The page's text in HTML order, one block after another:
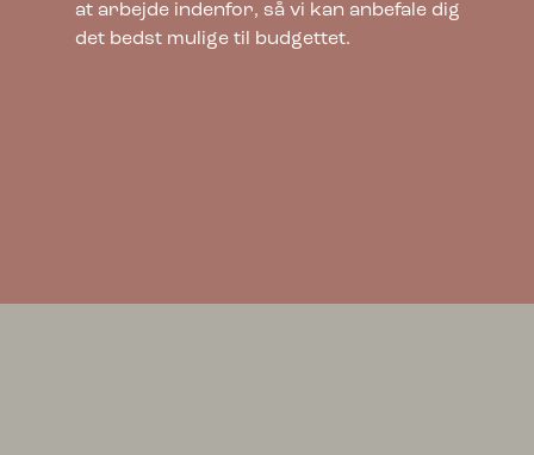
6.435,00kr.
at arbejde indenfor, så vi kan anbefale dig
det bedst mulige til budgettet.